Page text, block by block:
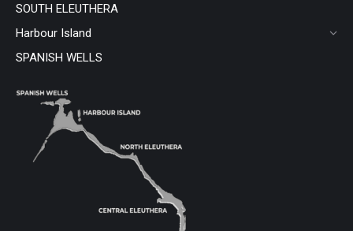
SOUTH ELEUTHERA
Harbour Island
SPANISH WELLS